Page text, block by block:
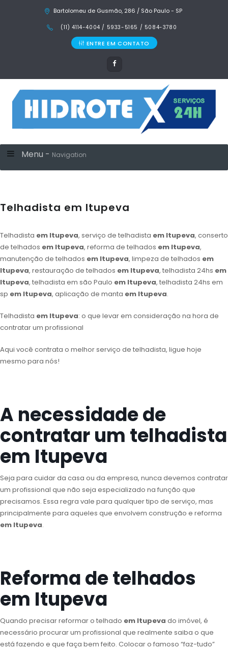
Bartolomeu de Gusmão, 286 / São Paulo - SP
(11) 4114-4004 / 5933-5165 / 5084-3780
ENTRE EM CONTATO
Menu - Navigation
Telhadista em Itupeva
Telhadista em Itupeva, serviço de telhadista em Itupeva, conserto
de telhados em Itupeva, reforma de telhados em Itupeva,
manutenção de telhados em Itupeva, limpeza de telhados em
Itupeva, restauração de telhados em Itupeva, telhadista 24hs em
Itupeva, telhadista em são Paulo em Itupeva, telhadista 24hs em
sp em Itupeva, aplicação de manta em Itupeva.
Telhadista em Itupeva: o que levar em consideração na hora de
contratar um profissional
Aqui você contrata o melhor serviço de telhadista, ligue hoje
mesmo para nós!
A necessidade de
contratar um telhadista
em Itupeva
Seja para cuidar da casa ou da empresa, nunca devemos contratar
um profissional que não seja especializado na função que
precisamos. Essa regra vale para qualquer tipo de serviço, mas
principalmente para aqueles que envolvem construção e reforma
em Itupeva.
Reforma de telhados
em Itupeva
Quando precisar reformar o telhado em Itupeva do imóvel, é
necessário procurar um profissional que realmente saiba o que
está fazendo e que faça bem feito. Colocar o famoso “faz-tudo”